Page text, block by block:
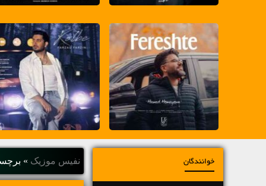
خوانندگان نفیس موزیک »